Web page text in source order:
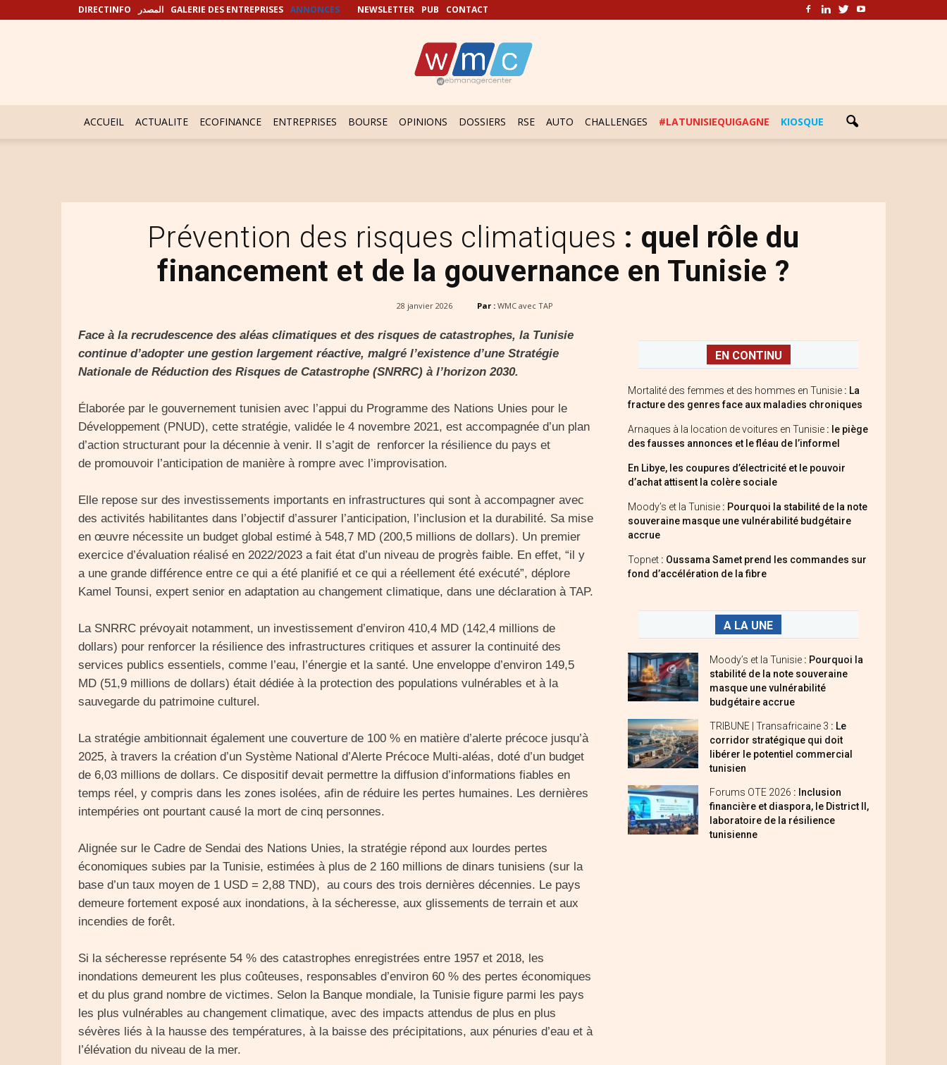
DIRECTINFO المصدر GALERIE DES ENTREPRISES ANNONCES NEWSLETTER PUB CONTACT
ACCUEIL ACTUALITE ECOFINANCE ENTREPRISES BOURSE OPINIONS DOSSIERS RSE AUTO CHALLENGES #LATUNISIEQUIGAGNE KIOSQUE
Prévention des risques climatiques : quel rôle du
financement et de la gouvernance en Tunisie ?
28 janvier 2026 Par : WMC avec TAP
Face à la recrudescence des aléas climatiques et des risques de catastrophes, la Tunisie
continue d’adopter une gestion largement réactive, malgré l’existence d’une Stratégie
Nationale de Réduction des Risques de Catastrophe (SNRRC) à l’horizon 2030.
Élaborée par le gouvernement tunisien avec l’appui du Programme des Nations Unies pour le
Développement (PNUD), cette stratégie, validée le 4 novembre 2021, est accompagnée d’un plan
d’action structurant pour la décennie à venir. Il s’agit de renforcer la résilience du pays et
de promouvoir l’anticipation de manière à rompre avec l’improvisation.
Elle repose sur des investissements importants en infrastructures qui sont à accompagner avec
des activités habilitantes dans l’objectif d’assurer l’anticipation, l’inclusion et la durabilité. Sa mise
en œuvre nécessite un budget global estimé à 548,7 MD (200,5 millions de dollars). Un premier
exercice d’évaluation réalisé en 2022/2023 a fait état d’un niveau de progrès faible. En effet, “il y
a une grande différence entre ce qui a été planifié et ce qui a réellement été exécuté”, déplore
Kamel Tounsi, expert senior en adaptation au changement climatique, dans une déclaration à TAP.
La SNRRC prévoyait notamment, un investissement d’environ 410,4 MD (142,4 millions de
dollars) pour renforcer la résilience des infrastructures critiques et assurer la continuité des
services publics essentiels, comme l’eau, l’énergie et la santé. Une enveloppe d’environ 149,5
MD (51,9 millions de dollars) était dédiée à la protection des populations vulnérables et à la
sauvegarde du patrimoine culturel.
La stratégie ambitionnait également une couverture de 100 % en matière d’alerte précoce jusqu’à
2025, à travers la création d’un Système National d’Alerte Précoce Multi-aléas, doté d’un budget
de 6,03 millions de dollars. Ce dispositif devait permettre la diffusion d’informations fiables en
temps réel, y compris dans les zones isolées, afin de réduire les pertes humaines. Les dernières
intempéries ont pourtant causé la mort de cinq personnes.
Alignée sur le Cadre de Sendai des Nations Unies, la stratégie répond aux lourdes pertes
économiques subies par la Tunisie, estimées à plus de 2 160 millions de dinars tunisiens (sur la
base d’un taux moyen de 1 USD = 2,88 TND), au cours des trois dernières décennies. Le pays
demeure fortement exposé aux inondations, à la sécheresse, aux glissements de terrain et aux
incendies de forêt.
Si la sécheresse représente 54 % des catastrophes enregistrées entre 1957 et 2018, les
inondations demeurent les plus coûteuses, responsables d’environ 60 % des pertes économiques
et du plus grand nombre de victimes. Selon la Banque mondiale, la Tunisie figure parmi les pays
les plus vulnérables au changement climatique, avec des impacts attendus de plus en plus
sévères liés à la hausse des températures, à la baisse des précipitations, aux pénuries d’eau et à
l’élévation du niveau de la mer.
EN CONTINU
Mortalité des femmes et des hommes en Tunisie : La
fracture des genres face aux maladies chroniques
Arnaques à la location de voitures en Tunisie : le piège
des fausses annonces et le fléau de l’informel
En Libye, les coupures d’électricité et le pouvoir
d’achat attisent la colère sociale
Moody’s et la Tunisie : Pourquoi la stabilité de la note
souveraine masque une vulnérabilité budgétaire
accrue
Topnet : Oussama Samet prend les commandes sur
fond d’accélération de la fibre
A LA UNE
Moody’s et la Tunisie : Pourquoi la
stabilité de la note souveraine
masque une vulnérabilité
budgétaire accrue
TRIBUNE | Transafricaine 3 : Le
corridor stratégique qui doit
libérer le potentiel commercial
tunisien
Forums OTE 2026 : Inclusion
financière et diaspora, le District II,
laboratoire de la résilience
tunisienne